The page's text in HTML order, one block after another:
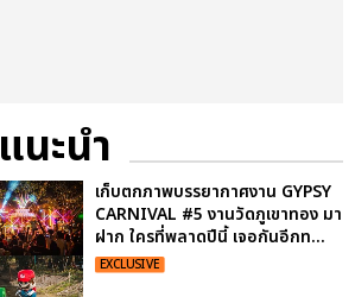
แนะนำ
เก็บตกภาพบรรยากาศงาน GYPSY
CARNIVAL #5 งานวัดภูเขาทอง มา
ฝาก ใครที่พลาดปีนี้ เจอกันอีกท...
EXCLUSIVE